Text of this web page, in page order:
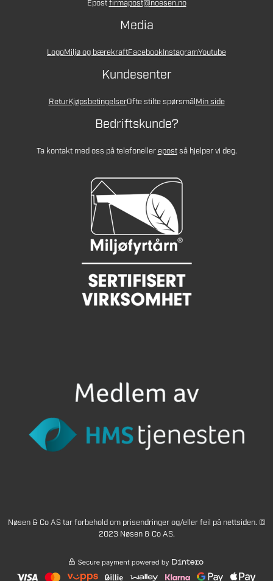
Epostfirmapost@noesen.no
Media
LogoMiljø og bærekraftFacebookInstagramYoutube
Kundesenter
ReturKjøpsbetingelserOfte stilte spørsmålMin side
Bedriftskunde?
Ta kontakt med oss på telefonellerepostså hjelper vi deg.
Nøsen & Co AS tar forbehold om prisendringer og/eller feil på nettsiden. ©
2023 Nøsen & Co AS.